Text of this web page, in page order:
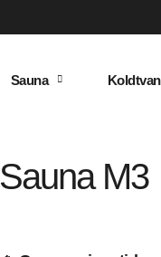
Sauna
Sauna M3